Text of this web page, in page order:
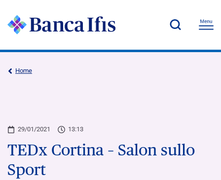
Home
29/01/2021 13:13
TEDx Cortina – Salon sullo
Sport